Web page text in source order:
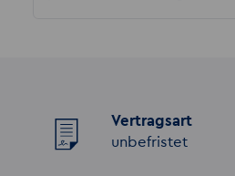
Vertragsart
unbefristet